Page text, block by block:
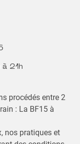
21h
procédés entre 2
: La BF15 à
nos pratiques et